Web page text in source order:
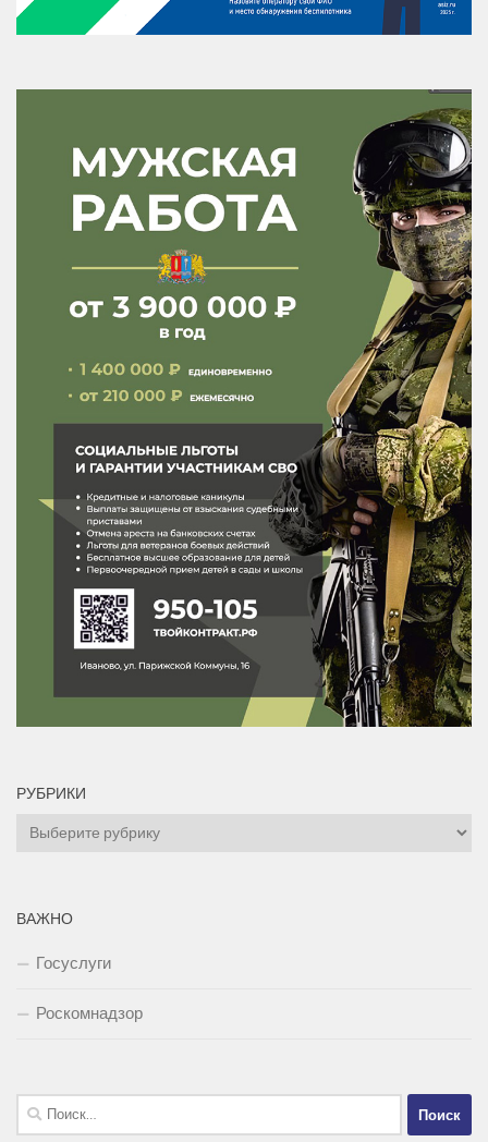
РУБРИКИ
Рубрики
ВАЖНО
Госуслуги
Роскомнадзор
Найти: